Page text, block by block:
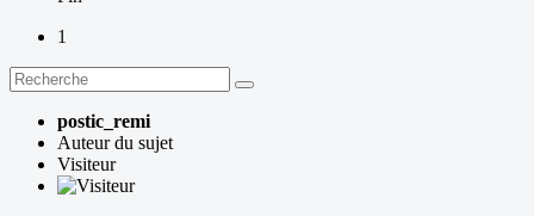
1
postic_remi
Auteur du sujet
Visiteur